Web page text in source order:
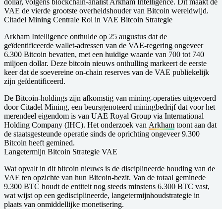
VAE de vierde grootste overheidshouder van Bitcoin wereldwijd.
Citadel Mining Centrale Rol in VAE Bitcoin Strategie
Arkham Intelligence onthulde op 25 augustus dat de
geïdentificeerde wallet-adressen van de VAE-regering ongeveer
6.300 Bitcoin bevatten, met een huidige waarde van 700 tot 740
miljoen dollar. Deze bitcoin nieuws onthulling markeert de eerste
keer dat de soevereine on-chain reserves van de VAE publiekelijk
zijn geïdentificeerd.
De Bitcoin-holdings zijn afkomstig van mining-operaties uitgevoerd
door Citadel Mining, een beursgenoteerd miningbedrijf dat voor het
merendeel eigendom is van UAE Royal Group via International
Holding Company (IHC). Het onderzoek van Arkham toont aan dat
de staatsgesteunde operatie sinds de oprichting ongeveer 9.300
Bitcoin heeft gemined.
Langetermijn Bitcoin Strategie VAE
Wat opvalt in dit bitcoin nieuws is de disciplineerde houding van de
VAE ten opzichte van hun Bitcoin-bezit. Van de totaal geminede
9.300 BTC houdt de entiteit nog steeds minstens 6.300 BTC vast,
wat wijst op een gedisciplineerde, langetermijnhoudstrategie in
plaats van onmiddellijke monetisering.